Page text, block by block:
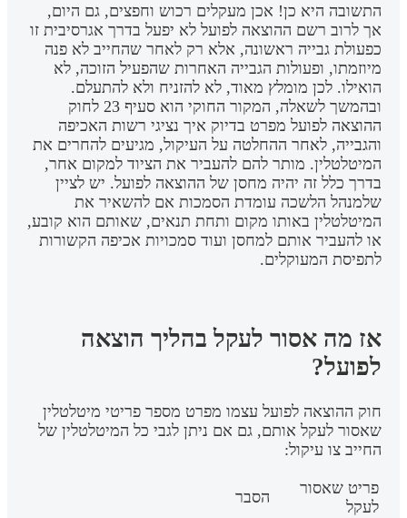
התשובה היא כן! אכן מעקלים רכוש וחפצים, גם היום,
אך לרוב רשם ההוצאה לפועל לא יפעל בדרך אגרסיבית זו
כפעולת גבייה ראשונה, אלא רק לאחר שהחייב לא פנה
מיוזמתו, ופעולות הגבייה האחרות שהפעיל הזוכה, לא
הואילו. לכן מומלץ מאוד, לא להזניח ולא להתעלם.
ובהמשך לשאלה, המקור החוקי הוא סעיף 23 לחוק
ההוצאה לפועל מפרט בדיוק איך נציגי רשות האכיפה
והגבייה, לאחר ההחלטה על העיקול, מגיעים להחרים את
המיטלטלין. מותר להם להעביר את הציוד למקום אחר,
בדרך כלל זה יהיה מחסן של ההוצאה לפועל. יש לציין
שלמנהל הלשכה עומדת הסמכות אם להשאיר את
המיטלטלין באותו מקום ותחת תנאים, שאותם הוא קובע,
או להעביר אותם למחסן ועוד סמכויות אכיפה הקשורות
לתפיסת המעוקלים.
אז מה אסור לעקל בהליך הוצאה
לפועל?
חוק ההוצאה לפועל עצמו מפרט מספר פריטי מיטלטלין
שאסור לעקל אותם, גם אם ניתן לגבי כל המיטלטלין של
החייב צו עיקול:
פריט שאסור
לעקל
הסבר